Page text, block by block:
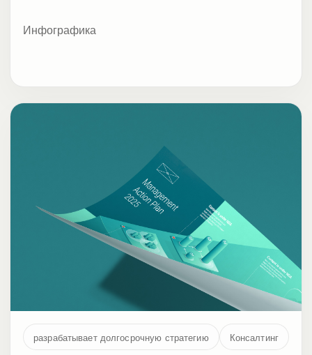
Инфографика
разрабатывает долгосрочную стратегию Консалтинг